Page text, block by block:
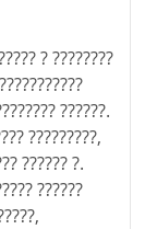
? ????????
??????.
?????????,
?????? ?.
??????